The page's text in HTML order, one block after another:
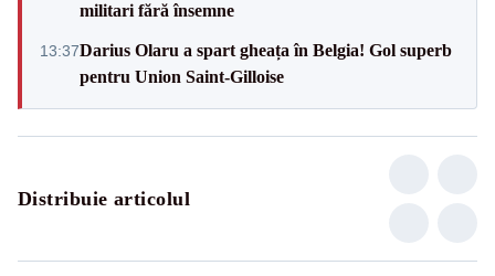
militari fără însemne
13:37Darius Olaru a spart gheața în Belgia! Gol superb
pentru Union Saint-Gilloise
Distribuie articolul